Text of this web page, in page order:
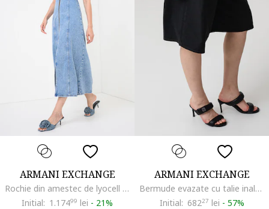
ARMANI EXCHANGE
Rochie din amestec de lyocell cu buzunar frontal, Albastru
Initial: 1.17499 lei - 21%
ARMANI EXCHANGE
Bermude evazate cu talie inalta, Negru stins
Initial: 68227 lei - 57%